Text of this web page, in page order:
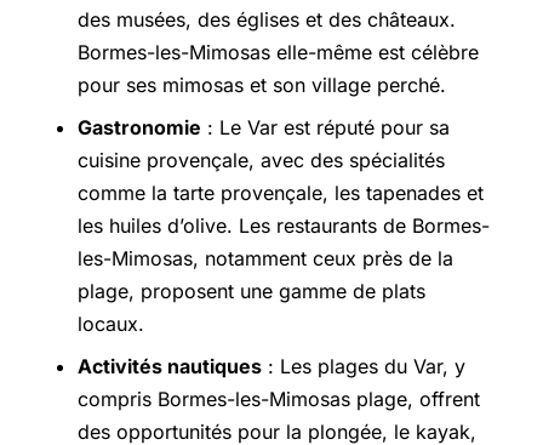
des musées, des églises et des châteaux.
Bormes-les-Mimosas elle-même est célèbre
pour ses mimosas et son village perché.
Gastronomie : Le Var est réputé pour sa
cuisine provençale, avec des spécialités
comme la tarte provençale, les tapenades et
les huiles d’olive. Les restaurants de Bormes-
les-Mimosas, notamment ceux près de la
plage, proposent une gamme de plats
locaux.
Activités nautiques : Les plages du Var, y
compris Bormes-les-Mimosas plage, offrent
des opportunités pour la plongée, le kayak,